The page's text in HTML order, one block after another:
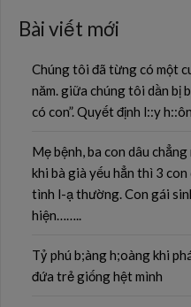
Bài viết mới
Chúng tôi đã từng có một
năm. giữa chúng tôi dần bị
có con”. Quyết định l::y
Mẹ bệnh, ba con dâu
khi bà già yếu hẳn thì 3
tình l-ạ thường. Con gái
hiện……..
Tỷ phú b;àng h;oàng khi
đứa trẻ giống hệt mình